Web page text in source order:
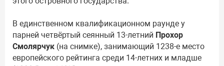
В единственном квалификационном раунде у
парней четвёртый сеянный 13-летний Прохор
Смолярчук (на снимке), занимающий 1238-е место
европейского рейтинга среди 14-летних и младше